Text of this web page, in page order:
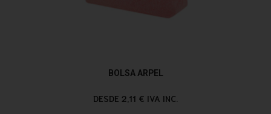
BOLSA ARPEL
DESDE 2,11 € IVA INC.